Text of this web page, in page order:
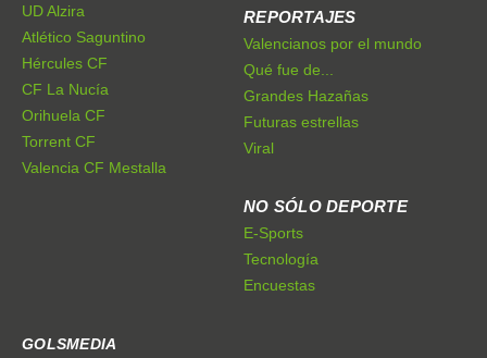
UD Alzira
Atlético Saguntino
Hércules CF
CF La Nucía
Orihuela CF
Torrent CF
Valencia CF Mestalla
REPORTAJES
Valencianos por el mundo
Qué fue de...
Grandes Hazañas
Futuras estrellas
Viral
NO SÓLO DEPORTE
E-Sports
Tecnología
Encuestas
GOLSMEDIA